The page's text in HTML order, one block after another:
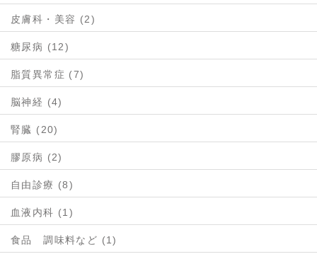
皮膚科・美容 (2)
糖尿病 (12)
脂質異常症 (7)
脳神経 (4)
腎臓 (20)
膠原病 (2)
自由診療 (8)
血液内科 (1)
食品 調味料など (1)